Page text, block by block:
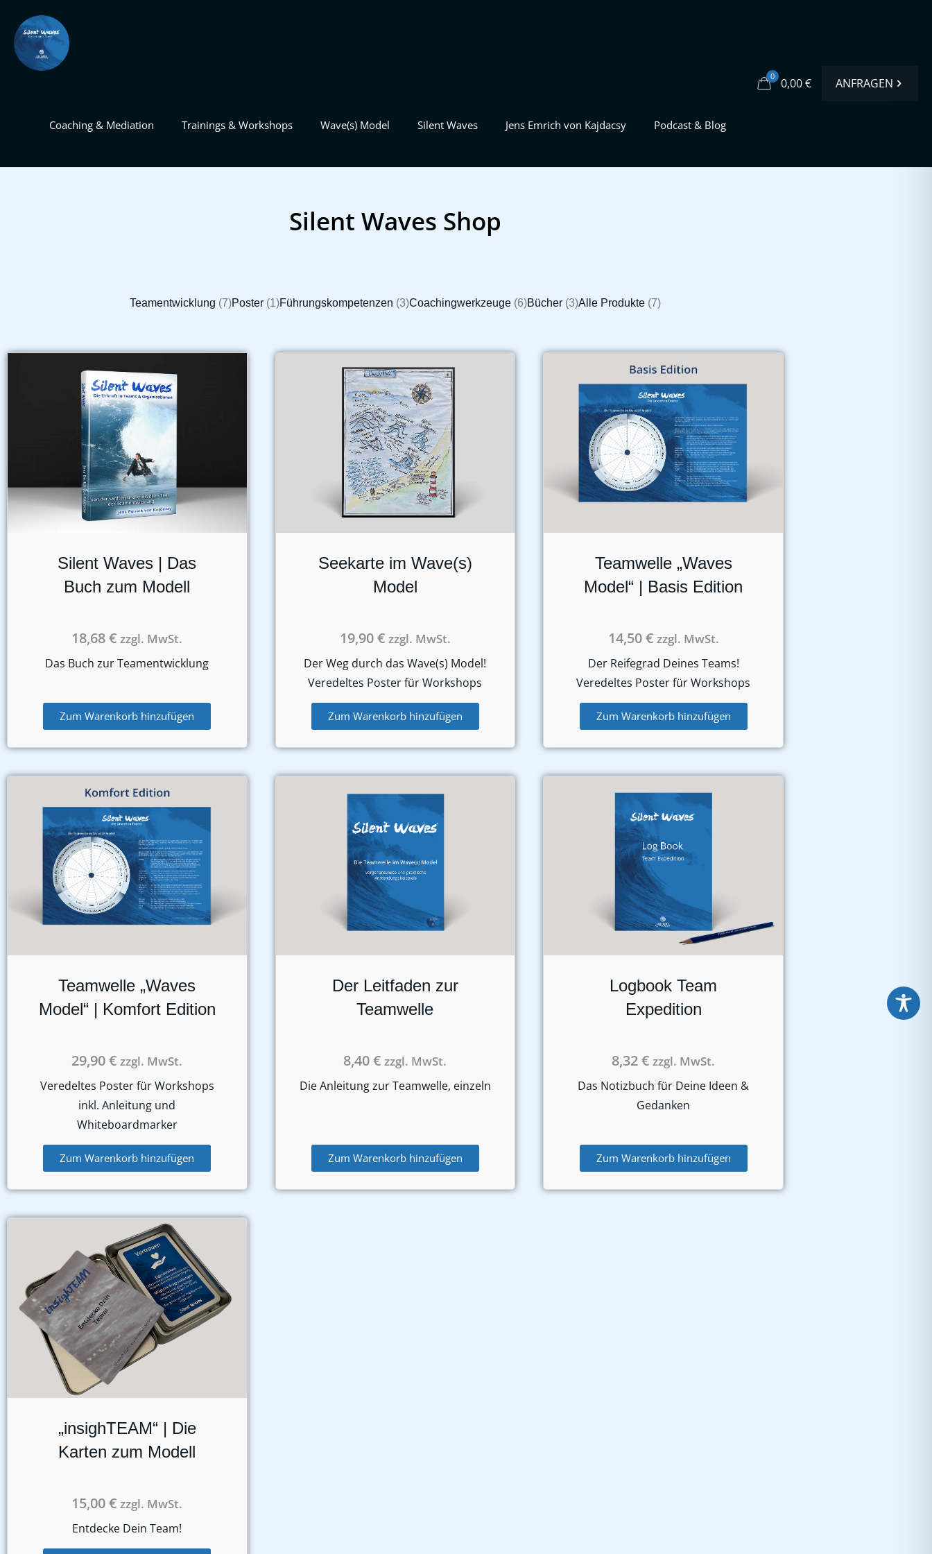
Coaching & Mediation Trainings & Workshops Wave(s) Model Silent Waves Jens Emrich von Kajdacsy Podcast & Blog
0 0,00 € ANFRAGEN
Silent Waves Shop
Teamentwicklung (7)Poster (1)Führungskompetenzen (3)Coachingwerkzeuge (6)Bücher (3)Alle Produkte (7)
Silent Waves | Das
Buch zum Modell
18,68€ zzgl. MwSt.
Das Buch zur Teamentwicklung
Zum Warenkorb hinzufügen
Seekarte im Wave(s)
Model
19,90€ zzgl. MwSt.
Der Weg durch das Wave(s) Model!
Veredeltes Poster für Workshops
Zum Warenkorb hinzufügen
Teamwelle „Waves
Model“ | Basis Edition
14,50€ zzgl. MwSt.
Der Reifegrad Deines Teams!
Veredeltes Poster für Workshops
Zum Warenkorb hinzufügen
Teamwelle „Waves
Model“ | Komfort Edition
29,90€ zzgl. MwSt.
Veredeltes Poster für Workshops
inkl. Anleitung und
Whiteboardmarker
Zum Warenkorb hinzufügen
Der Leitfaden zur
Teamwelle
8,40€ zzgl. MwSt.
Die Anleitung zur Teamwelle, einzeln
Zum Warenkorb hinzufügen
Logbook Team
Expedition
8,32€ zzgl. MwSt.
Das Notizbuch für Deine Ideen &
Gedanken
Zum Warenkorb hinzufügen
„insighTEAM“ | Die
Karten zum Modell
15,00€ zzgl. MwSt.
Entdecke Dein Team!